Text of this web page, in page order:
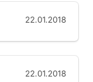
22.01.2018
22.01.2018